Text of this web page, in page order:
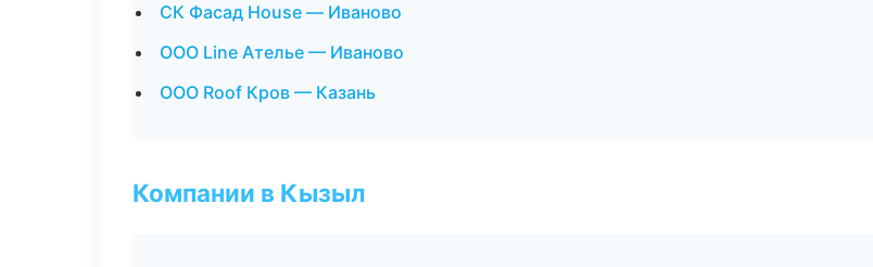
СК Фасад House — Иваново
ООО Line Ателье — Иваново
ООО Roof Кров — Казань
Компании в Кызыл